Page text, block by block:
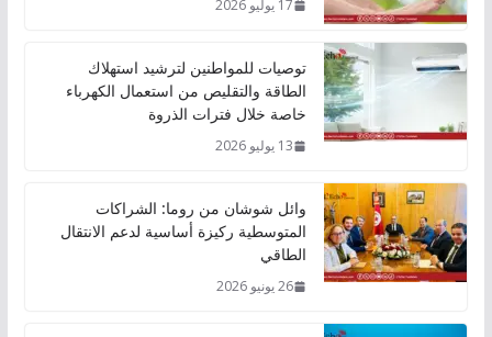
17 يوليو 2026
توصيات للمواطنين لترشيد استهلاك
الطاقة والتقليص من استعمال الكهرباء
خاصة خلال فترات الذروة
13 يوليو 2026
وائل شوشان من روما: الشراكات
المتوسطية ركيزة أساسية لدعم الانتقال
الطاقي
26 يونيو 2026